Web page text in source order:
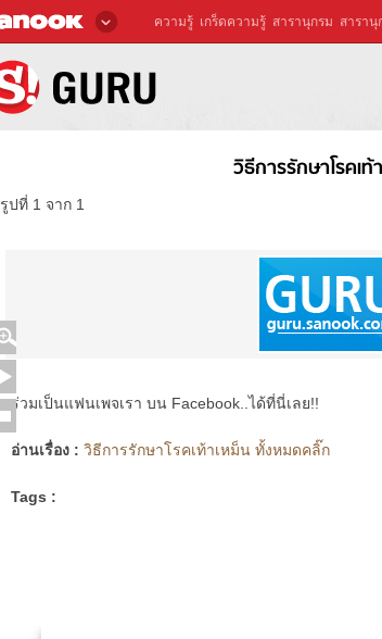
ความรู้ เกร็ดความรู้ สารานุกรม สารานุ
วิธีการรักษาโรคเท้
รูปที่ 1 จาก 1
ร่วมเป็นแฟนเพจเรา บน Facebook..ได้ที่นี่เลย!!
อ่านเรื่อง : วิธีการรักษาโรคเท้าเหม็น ทั้งหมดคลิ๊ก
Tags :